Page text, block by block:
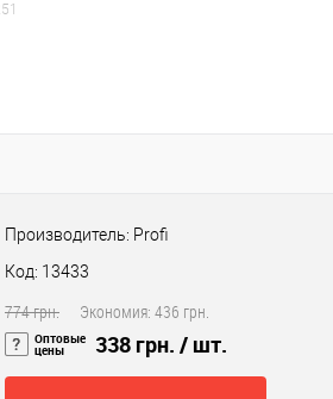
Производитель: Profi
Код: 13433
774 грн. Экономия: 436 грн.
Оптовые
цены 338 грн. / шт.